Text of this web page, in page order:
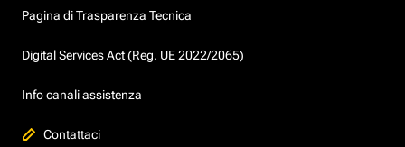
Pagina di Trasparenza Tecnica
Digital Services Act (Reg. UE 2022/2065)
Info canali assistenza
Contattaci